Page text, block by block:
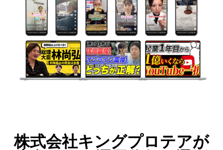
株式会社キングプロテアが